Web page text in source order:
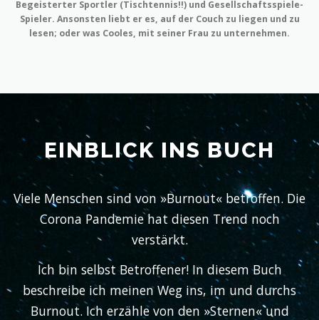
Begeisterter Sportler (Tischtennis!!) und Gesellschaftsspiele-
Spieler. Ansonsten liebt er es, auf der Couch zu liegen und zu
lesen; oder was Cooles, mit seiner Frau zu unternehmen.
EINBLICK INS BUCH
Viele Menschen sind von »Burnout« betroffen. Die
Corona Pandemie hat diesen Trend noch
verstärkt.
Ich bin selbst Betroffener! In diesem Buch
beschreibe ich meinen Weg ins, im und durchs
Burnout. Ich erzähle von den »Sternen« und